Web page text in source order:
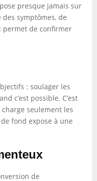
presque jamais sur
des symptômes, de
permet de confirmer
: soulager les
c’est possible. C’est
seulement les
fond expose à une
de